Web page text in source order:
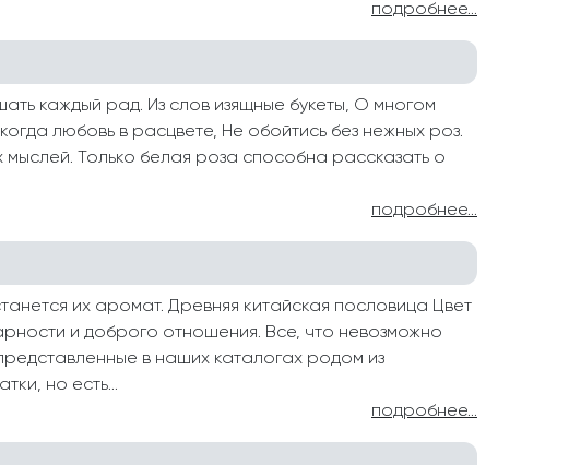
подробнее...
каждый рад. Из слов изящные букеты, О многом
любовь в расцвете, Не обойтись без нежных роз.
Только белая роза способна рассказать о
подробнее...
их аромат. Древняя китайская пословица Цвет
и доброго отношения. Все, что невозможно
в наших каталогах родом из
но есть...
подробнее...